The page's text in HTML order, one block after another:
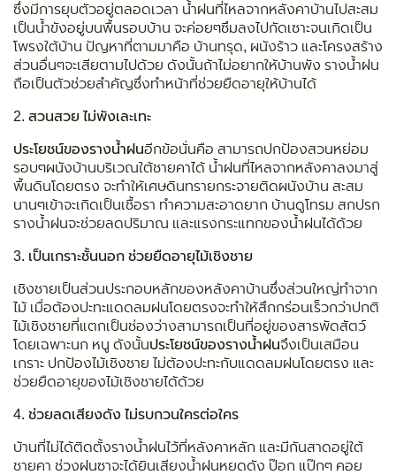
ซึ่งมีการยุบตัวอยู่ตลอดเวลา น้ำฝนที่ไหลจากหลังคาบ้านไปสะสม
เป็นน้ำขังอยู่บนพื้นรอบบ้าน จะค่อยๆซึมลงไปกัดเซาะจนเกิดเป็น
โพรงใต้บ้าน ปัญหาที่ตามมาคือ บ้านทรุด, ผนังร้าว และโครงสร้าง
ส่วนอื่นๆจะเสียตามไปด้วย ดังนั้นถ้าไม่อยากให้บ้านพัง รางน้ำฝน
ถือเป็นตัวช่วยสำคัญซึ่งทำหน้าที่ช่วยยืดอายุให้บ้านได้
2. สวนสวย ไม่พังเละเทะ
ประโยชน์ของรางน้ำฝนอีกข้อนั่นคือ สามารถปกป้องสวนหย่อม
รอบๆผนังบ้านบริเวณใต้ชายคาได้ น้ำฝนที่ไหลจากหลังคาลงมาสู่
พื้นดินโดยตรง จะทำให้เศษดินทรายกระจายติดผนังบ้าน สะสม
นานๆเข้าจะเกิดเป็นเชื้อรา ทำความสะอาดยาก บ้านดูโทรม สกปรก
รางน้ำฝนจะช่วยลดปริมาณ และแรงกระแทกของน้ำฝนได้ด้วย
3. เป็นเกราะชั้นนอก ช่วยยืดอายุไม้เชิงชาย
เชิงชายเป็นส่วนประกอบหลักของหลังคาบ้านซึ่งส่วนใหญ่ทำจาก
ไม้ เมื่อต้องปะทะแดดลมฝนโดยตรงจะทำให้สึกกร่อนเร็วกว่าปกติ
ไม้เชิงชายที่แตกเป็นช่องว่างสามารถเป็นที่อยู่ของสารพัดสัตว์
โดยเฉพาะนก หนู ดังนั้นประโยชน์ของรางน้ำฝนจึงเป็นเสมือน
เกราะ ปกป้องไม้เชิงชาย ไม่ต้องปะทะกับแดดลมฝนโดยตรง และ
ช่วยยืดอายุของไม้เชิงชายได้ด้วย
4. ช่วยลดเสียงดัง ไม่รบกวนใครต่อใคร
บ้านที่ไม่ได้ติดตั้งรางน้ำฝนไว้ที่หลังคาหลัก และมีกันสาดอยู่ใต้
ชายคา ช่วงฝนซาจะได้ยินเสียงน้ำฝนหยดดัง ป๊อก แป๊กๆ คอย